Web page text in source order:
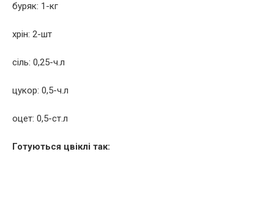
буряк: 1-кг
хрін: 2-шт
сіль: 0,25-ч.л
цукор: 0,5-ч.л
оцет: 0,5-ст.л
Готуються цвіклі так: